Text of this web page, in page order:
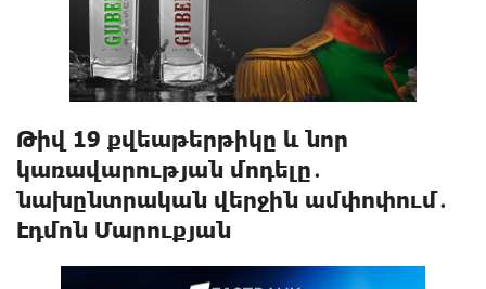
Թիվ 19 քվեաթերթիկը և նոր
կառավարության մոդելը․
նախընտրական վերջին ամփոփում․
Էդմոն Մարուքյան